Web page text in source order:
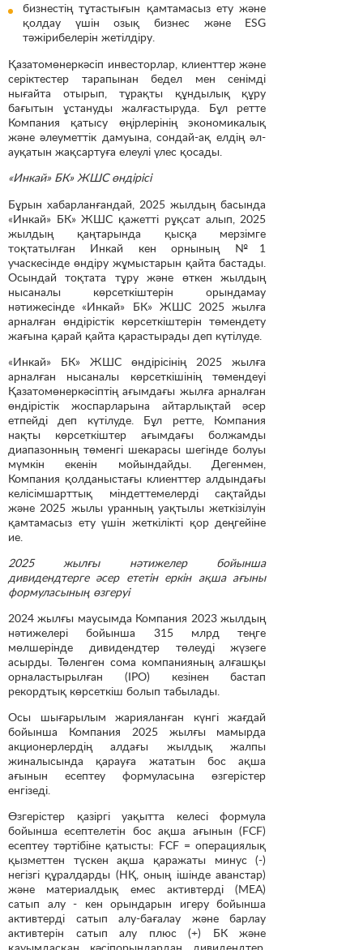
бизнестің тұтастығын қамтамасыз ету және
қолдау үшін озық бизнес және ESG
тәжірибелерін жетілдіру.
Қазатомөнеркәсіп инвесторлар, клиенттер және
серіктестер тарапынан бедел мен сенімді
нығайта отырып, тұрақты құндылық құру
бағытын ұстануды жалғастыруда. Бұл ретте
Компания қатысу өңірлерінің экономикалық
және әлеуметтік дамуына, сондай-ақ елдің әл-
ауқатын жақсартуға елеулі үлес қосады.
«Инкай» БК» ЖШС өндірісі
Бұрын хабарланғандай, 2025 жылдың басында
«Инкай» БК» ЖШС қажетті рұқсат алып, 2025
жылдың қаңтарында қысқа мерзімге
тоқтатылған Инкай кен орнының №1
учаскесінде өндіру жұмыстарын қайта бастады.
Осындай тоқтата тұру және өткен жылдың
нысаналы көрсеткіштерін орындамау
нәтижесінде «Инкай» БК» ЖШС 2025 жылға
арналған өндірістік көрсеткіштерін төмендету
жағына қарай қайта қарастырады деп күтілуде.
«Инкай» БК» ЖШС өндірісінің 2025 жылға
арналған нысаналы көрсеткішінің төмендеуі
Қазатомөнеркәсіптің ағымдағы жылға арналған
өндірістік жоспарларына айтарлықтай әсер
етпейді деп күтілуде. Бұл ретте, Компания
нақты көрсеткіштер ағымдағы болжамды
диапазонның төменгі шекарасы шегінде болуы
мүмкін екенін мойындайды. Дегенмен,
Компания қолданыстағы клиенттер алдындағы
келісімшарттық міндеттемелерді сақтайды
және 2025 жылы уранның уақтылы жеткізілуін
қамтамасыз ету үшін жеткілікті қор деңгейіне
ие.
2025 жылғы нәтижелер бойынша
дивидендтерге әсер ететін еркін ақша ағыны
формуласының өзгеруі
2024 жылғы маусымда Компания 2023 жылдың
нәтижелері бойынша 315 млрд теңге
мөлшерінде дивидендтер төлеуді жүзеге
асырды. Төленген сома компанияның алғашқы
орналастырылған (IPO) кезінен бастап
рекордтық көрсеткіш болып табылады.
Осы шығарылым жарияланған күнгі жағдай
бойынша Компания 2025 жылғы мамырда
акционерлердің алдағы жылдық жалпы
жиналысында қарауға жататын бос ақша
ағынын есептеу формуласына өзгерістер
енгізеді.
Өзгерістер қазіргі уақытта келесі формула
бойынша есептелетін бос ақша ағынын (FCF)
есептеу тәртібіне қатысты: FCF = операциялық
қызметтен түскен ақша қаражаты минус (-)
негізгі құралдарды (НҚ, оның ішінде аванстар)
және материалдық емес активтерді (МЕА)
сатып алу - кен орындарын игеру бойынша
активтерді сатып алу-бағалау және барлау
активтерін сатып алу плюс (+) БК және
қауымдасқан кәсіпорындардан дивидендтер,